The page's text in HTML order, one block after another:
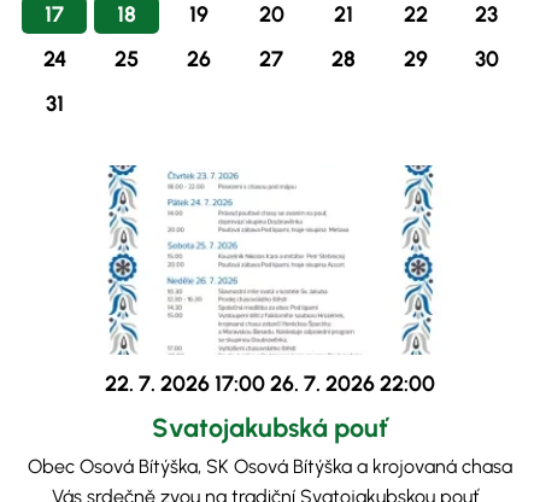
17
18 19 20 21 22
23
24
25 26 27 28 29
30
31
22. 7. 2026 17:0026. 7. 2026 22:00
Svatojakubská pouť
Obec Osová Bítýška, SK Osová Bítýška a krojovaná chasa
Vás srdečně zvou na tradiční Svatojakubskou pouť.